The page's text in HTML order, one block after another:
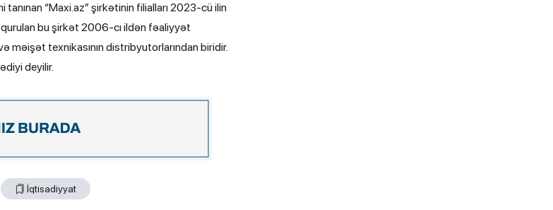
“Maxi.az” şirkətinin filialları 2023-cü ilin
qurulan bu şirkət 2006-cı ildən fəaliyyət
məişət texnikasının distribyutorlarından biridir.
deyilir.
İqtisadiyyat